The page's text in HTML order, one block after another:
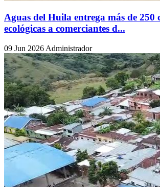
Aguas del Huila entrega más de 250
ecológicas a comerciantes d...
09 Jun 2026 Administrador